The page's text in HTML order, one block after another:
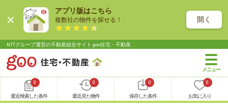
アプリ版はこちら
複数社の物件を探せる！ 開く
NTTグループ運営の不動産総合サイト goo住宅・不動産
0
最近検索した条件
0
最近見た物件
0
保存した条件
0
お気に入り